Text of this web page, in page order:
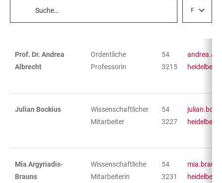
TABELLENFILTER
Fachbereich
TABELLE
Prof. Dr. Andrea
Albrecht
Ordentliche
Professorin
54
3215
Julian Bockius
Wissenschaftlicher
Mitarbeiter
54
3227
Mia Argyriadis-
Brauns
Wissenschaftliche
Mitarbeiterin
54
3231